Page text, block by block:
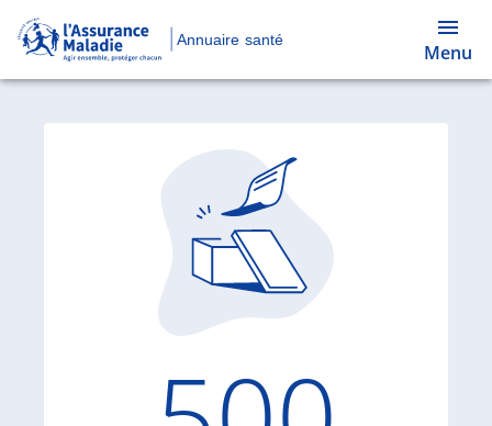
Annuaire santé
Menu